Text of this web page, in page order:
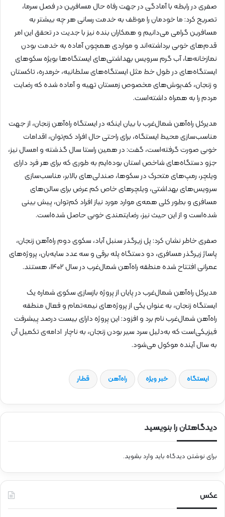
صفری در رابطه با آمادگی در جهت رفاه حال مسافرین در فصل سرما،
تصریح کرد: ما خودمان را موظف به خدمت رسانی هر چه بیشتر به
مسافرین گرامی می‌دانیم و همکاران بنده نیز با جدیت در تحقق این امر
قدم‌های خوبی برداشته‌اند و مواردی همچون آماده به خدمت بودن
نمازخانه‌ها، آب گرم سرویس بهداشتی‌های ایستگاه‌ها بویژه سکوهای
ایستگاه‌های در طول خط مثل ایستگاه‌های سلطانیه، خرمدره، تاکستان
و زنجان، کف‌پوش‌های مخصوص زمستان تهیه و آماده شده که رضایت
مردم را به همراه داشته‌است.
مدیرکل راه‌آهن شمال‌غرب با بیان اینکه در ایستگاه‌ راه‌آهن زنجان، از جهت
مناسب‌سازی محیط ایستگاه، برای راحتی حال افراد کم‌توان، اقدامات
خوبی صورت گرفته‌است، گفت: در همین راستا سال گذشته و امسال نیز،
جزو دستگاه‌های شاخص استان بوده‌ایم به طوری که برای هر فرد دارای
ویلچر، رمپ‌های متحرک در سکوها، صندلی‌های بالابر، مناسب‌سازی
سرویس‌های بهداشتی، ویلچرهای خاص کم عرض برای سالن‌های
مسافری و بطور کلی همه‌ی موارد مورد نیاز افراد کم‌توان، پیش بینی
شده‌است و از این حیث نیز، رضایتمندی خوبی حاصل شده‌است.
صفری خاطر نشان کرد: پل زیرگذر سنبل آباد، سکوی دوم راه‌آهن زنجان،
پاساژ زیرگذر مسافری، دو دستگاه پله برقی و سه عدد سایه‌بان، پروژه‌های
عمرانی افتتاح شده منطقه راه‌آهن شمال‌غرب در سال ۱۴۰۲، هستند.
مدیرکل راه‌آهن شمال‌غرب در پایان از پروژه بازسازی سکوی شماره یک
ایستگاه زنجان، به عنوان یکی از پروژه‌های نیمه‌تمام و فعال منطقه
راه‌آهن شمال‌غرب نام برد و افزود: این پروژه دارای بیست درصد پیشرفت
فیزیکی‌است که به‌دلیل سرد سیر بودن زنجان، به ناچار ادامه‌ی تکمیل آن
به سال آینده موکول می‌شود.
ایستگاه خبر ویژه راه‌آهن قطار
دیدگاهتان را بنویسید
برای نوشتن دیدگاه باید وارد بشوید.
عکس